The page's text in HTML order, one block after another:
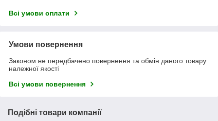
Всі умови оплати
Умови повернення
Законом не передбачено повернення та обмін даного товару
належної якості
Всі умови повернення
Подібні товари компанії